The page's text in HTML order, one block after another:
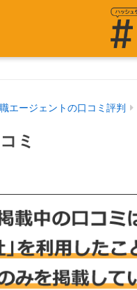
エージェントの口コミ評判
ミ